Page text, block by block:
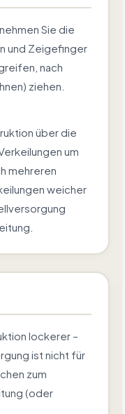
Sie die
und Zeigefinger
nach
ziehen.
über die
um
mehreren
weicher
lockerer –
ist nicht für
zum
(oder